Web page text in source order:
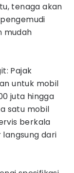
tenaga akan
mudah
Pajak
untuk mobil
juta hingga
satu mobil
berkala
dari